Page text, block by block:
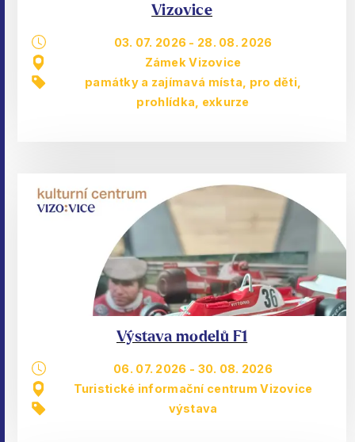
Vizovice
03. 07. 2026 - 28. 08. 2026
Zámek Vizovice
památky a zajímavá místa
pro děti,
prohlídka, exkurze
Výstava modelů F1
06. 07. 2026 - 30. 08. 2026
Turistické informační centrum Vizovice
výstava